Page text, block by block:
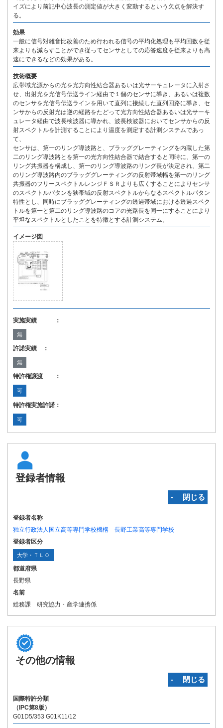
イズにより前記中心波長の測定値が大きく変動するという欠点を解決す
る。
効果
一般に信号対雑音比改善のため行われる信号の平均化処理も平均回数を従
来よりも減らすことができ従ってセンサとしての応答速度を従来よりも高
速にできるなどの効果がある。
技術概要
広帯域光源からの光を光方向性結合器あるいは光サーキュレータに入射さ
せ、出射光を光信号伝送ライン経由で１個のセンサに導き、あるいは複数
のセンサを光信号伝送ラインを用いて直列に接続した直列回路に導き、セ
ンサからの反射光は逆の経路をたどって光方向性結合器あるいは光サーキ
ュレータ経由で波長検波器に導かれ、波長検波器においてセンサからの反
射スペクトルを計測することにより温度を測定する計測システムであっ
て、
センサは、第一のリング導波路と、ブラッググレーティングを内蔵した第
二のリング導波路とを第一の光方向性結合器で結合すると同時に、第一の
リング共振器を構成し、第一のリング導波路のリング長が決定され、第二
のリング導波路内のブラッググレーティングの反射帯域幅を第一のリング
共振器のフリースペクトルレンジＦＳＲよりも広くすることによりセンサ
のスペクトルパタンを狭帯域の反射スペクトルからなるスペクトルパタン
特性とし、同時にブラッググレーティングの透過帯域における透過スペク
トルを第一と第二のリング導波路のコアの光路長を同一にすることにより
平坦なスペクトルとしたことを特徴とする計測システム。
イメージ図
実施実績 ：
無
許諾実績 ：
無
特許権譲渡 ：
可
特許権実施許諾：
可
登録者情報
‐ 閉じる
登録者名称
独立行政法人国立高等専門学校機構 長野工業高等専門学校
登録者区分
大学・ＴＬＯ
都道府県
長野県
名前
総務課 研究協力・産学連携係
その他の情報
‐ 閉じる
国際特許分類
（IPC第8版）
G01D5/353 G01K11/12